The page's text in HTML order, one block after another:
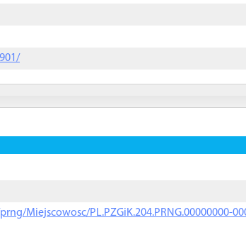
Miejscowosc/PL.PZGiK.204.PRNG.00000000-